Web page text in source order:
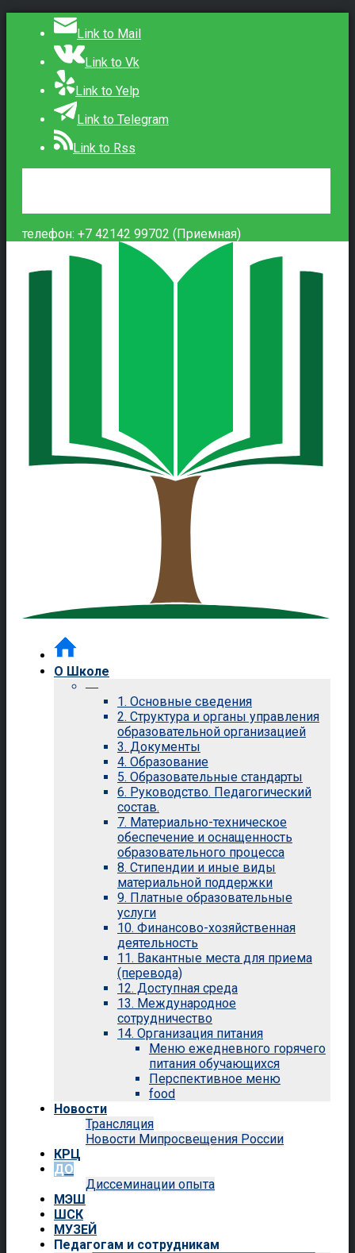
Link to Mail
Link to Vk
Link to Yelp
Link to Telegram
Link to Rss
телефон: +7 42142 99702 (Приемная)
О Школе
—
1. Основные сведения
2. Структура и органы управления
образовательной организацией
3. Документы
4. Образование
5. Образовательные стандарты
6. Руководство. Педагогический
состав.
7. Материально-техническое
обеспечение и оснащенность
образовательного процесса
8. Стипендии и иные виды
материальной поддержки
9. Платные образовательные
услуги
10. Финансово-хозяйственная
деятельность
11. Вакантные места для приема
(перевода)
12. Доступная среда
13. Международное
сотрудничество
14. Организация питания
Меню ежедневного горячего
питания обучающихся
Перспективное меню
food
Новости
Трансляция
Новости Мипросвещения России
КРЦ
ДО
Диссеминации опыта
МЭШ
ШСК
МУЗЕЙ
Педагогам и сотрудникам